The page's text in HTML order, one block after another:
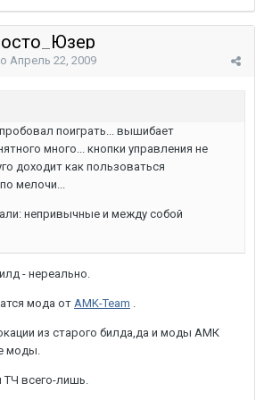
Апрель 22, 2009
поиграть... вышибает
много... кнопки управления не
доходит как пользоваться
мелочи...
непривычные и между собой
- нереально.
мода от AMK-Team .
из старого билда,да и моды АМК
моды.
ТЧ всего-лишь.